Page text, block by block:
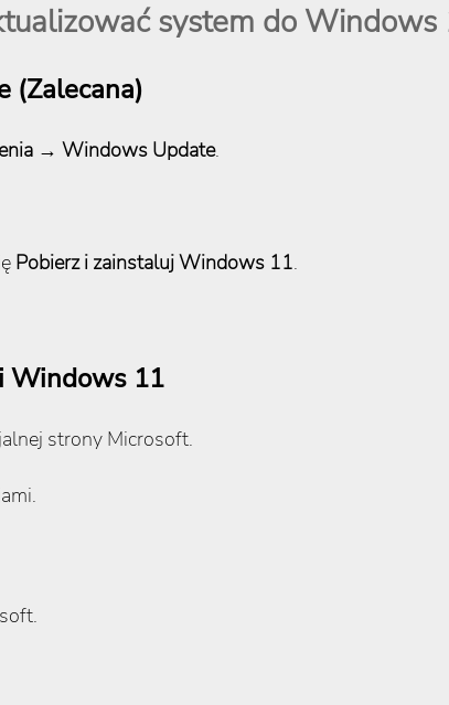
system do Windows
(zalecana)
→ Windows Update.
Pobierz i zainstaluj Windows 11.
Windows 11
strony Microsoft.